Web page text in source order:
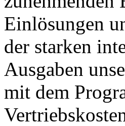
Einlösungen
der starken
Ausgaben
mit dem